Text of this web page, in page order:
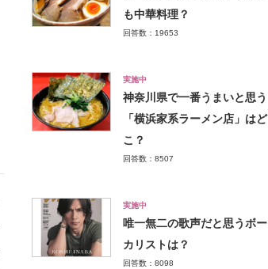
も中華料理？
回答数：19653
実施中
神奈川県で一番うまいと思う
「横浜家系ラーメン店」はど
こ？
回答数：8507
実施中
唯一無二の歌声だと思うボー
カリストは？
回答数：8098